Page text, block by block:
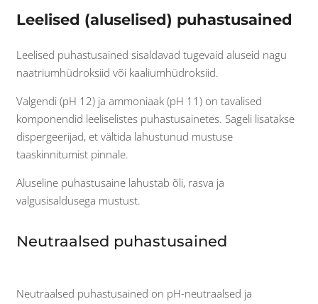
Leelised (aluselised) puhastusained
Leelised puhastusained sisaldavad tugevaid aluseid nagu
naatriumhüdroksiid või kaaliumhüdroksiid.
Valgendi (pH 12) ja ammoniaak (pH 11) on tavalised
komponendid leeliselistes puhastusainetes. Sageli lisatakse
dispergeerijad, et vältida lahustunud mustuse
taaskinnitumist pinnale.
Aluseline puhastusaine lahustab õli, rasva ja
valgusisaldusega mustust.
Neutraalsed puhastusained
Neutraalsed puhastusained on pH-neutraalsed ja